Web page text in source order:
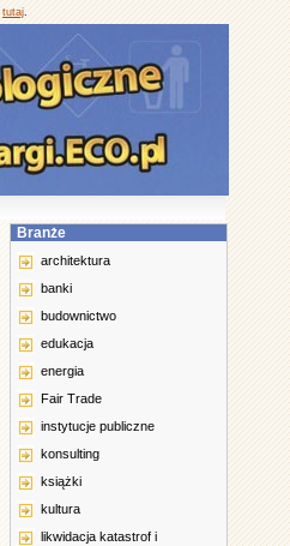
tutaj.
Branże
architektura
banki
budownictwo
edukacja
energia
Fair Trade
instytucje publiczne
konsulting
książki
kultura
likwidacja katastrof i